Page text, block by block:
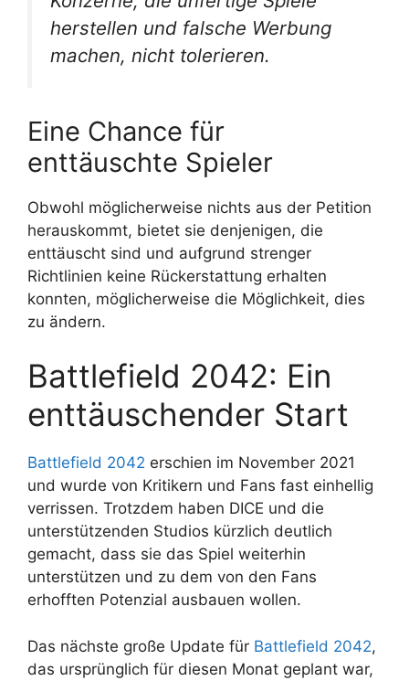
herstellen und falsche Werbung
machen, nicht tolerieren.
Eine Chance für
enttäuschte Spieler
Obwohl möglicherweise nichts aus der Petition
herauskommt, bietet sie denjenigen, die
enttäuscht sind und aufgrund strenger
Richtlinien keine Rückerstattung erhalten
konnten, möglicherweise die Möglichkeit, dies
zu ändern.
Battlefield 2042: Ein
enttäuschender Start
Battlefield 2042 erschien im November 2021
und wurde von Kritikern und Fans fast einhellig
verrissen. Trotzdem haben DICE und die
unterstützenden Studios kürzlich deutlich
gemacht, dass sie das Spiel weiterhin
unterstützen und zu dem von den Fans
erhofften Potenzial ausbauen wollen.
Das nächste große Update für Battlefield 2042,
das ursprünglich für diesen Monat geplant war,